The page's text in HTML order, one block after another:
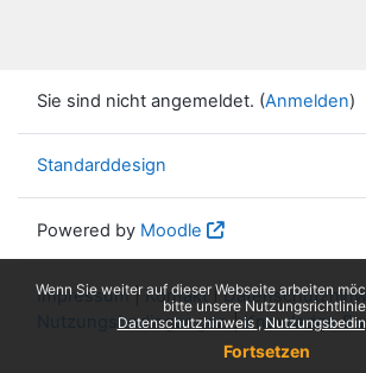
Wenn Sie weiter auf dieser Webseite arbeiten
bitte unsere
Datenschutzhinweis
Fortsetzen
Sie sind nicht angemeldet. (Anmelden)
Standarddesign
Powered by Moodle
Impressum|Kontakt|
Nutzungsbedingungen|Knowledge